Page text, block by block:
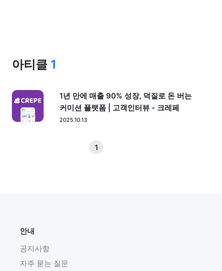
아티클 1
1년 만에 매출 90% 성장, 덕질로 돈 버는
커미션 플랫폼 | 고객인터뷰 - 크레페
2025.10.13
1
안내
공지사항
자주 묻는 질문